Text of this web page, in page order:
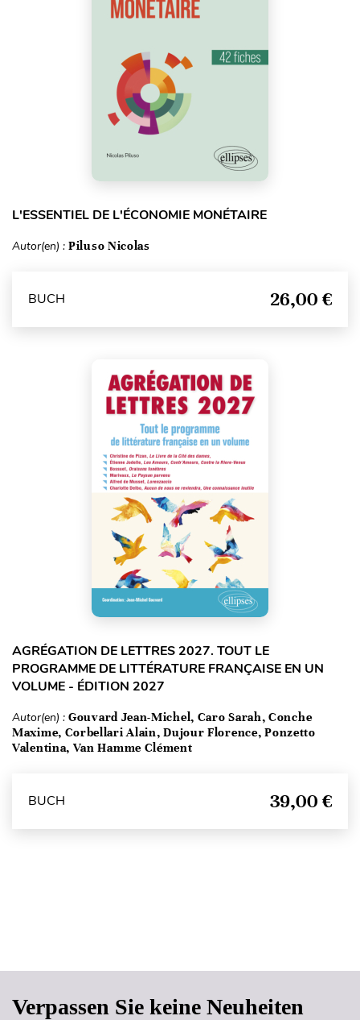
L'ESSENTIEL DE L'ÉCONOMIE MONÉTAIRE
Autor(en) : Piluso Nicolas
BUCH 26,00 €
AGRÉGATION DE LETTRES 2027. TOUT LE
PROGRAMME DE LITTÉRATURE FRANÇAISE EN UN
VOLUME - ÉDITION 2027
Autor(en) : Gouvard Jean-Michel, Caro Sarah, Conche
Maxime, Corbellari Alain, Dujour Florence, Ponzetto
Valentina, Van Hamme Clément
BUCH 39,00 €
Verpassen Sie keine Neuheiten